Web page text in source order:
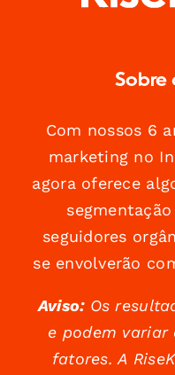
Sobre
Com nossos 6
marketing no
agora oferece
seguidores
se envolverão
Aviso:Os
e podem variar
fatores. A